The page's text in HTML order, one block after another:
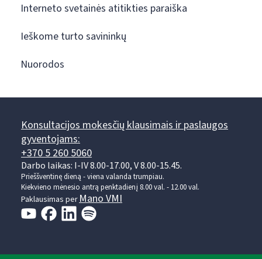
Interneto svetainės atitikties paraiška
Ieškome turto savininkų
Nuorodos
Konsultacijos mokesčių klausimais ir paslaugos
gyventojams:
+370 5 260 5060
Darbo laikas: I-IV 8.00-17.00, V 8.00-15.45.
Prieššventinę dieną - viena valanda trumpiau.
Kiekvieno mėnesio antrą penktadienį 8.00 val. - 12.00 val.
Paklausimas per Mano VMI